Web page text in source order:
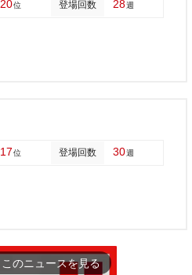
20位 登場回数 28週
17位 登場回数 30週
このニュースを見る